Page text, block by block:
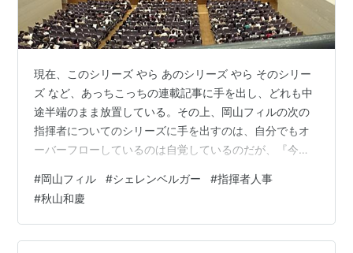
現在、このシリーズ やら あのシリーズ やら そのシリー
ズ など、あっちこっちの連載記事に手を出し、どれも中
途半端のまま放置している。その上、岡山フィルの次の
指揮者についてのシリーズに手を出すのは、自分でもオ
ーバーフローしているのは自覚しているのだが、『今し
ミュージックアドバイザーを務めた秋山和慶氏の逝去か
ら半年、岡山フィルからは『名誉ミュージックアドバイ
ザー』の称号の贈呈が発表された。 楽団から発表された
コメントには「秋山先生がお亡くなりになった後も、当
#岡山フィル #シェレンベルガー #指揮者人事
#秋山和慶